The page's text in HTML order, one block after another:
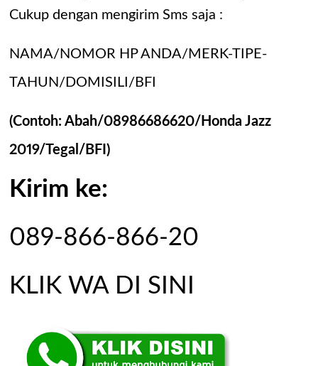
Cukup dengan mengirim Sms saja :
NAMA/NOMOR HP ANDA/MERK-TIPE-
TAHUN/DOMISILI/BFI
(Contoh: Abah/08986686620/Honda Jazz
2019/Tegal/BFI)
Kirim ke:
089-866-866-20
KLIK WA DI SINI